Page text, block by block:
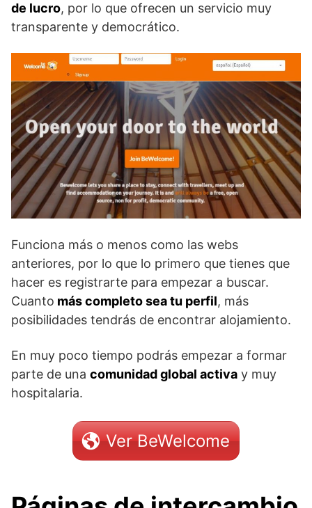
de lucro, por lo que ofrecen un servicio muy
transparente y democrático.
Funciona más o menos como las webs
anteriores, por lo que lo primero que tienes que
hacer es registrarte para empezar a buscar.
Cuanto más completo sea tu perfil, más
posibilidades tendrás de encontrar alojamiento.
En muy poco tiempo podrás empezar a formar
parte de una comunidad global activa y muy
hospitalaria.
Ver BeWelcome